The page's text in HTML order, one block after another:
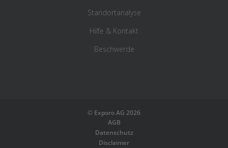
Standortanalyse
Hilfe & Kontakt
Beschwerde
© Exporo AG 2026
AGB
Datenschutz
Disclaimer